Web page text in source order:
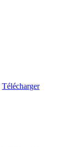
Télécharger